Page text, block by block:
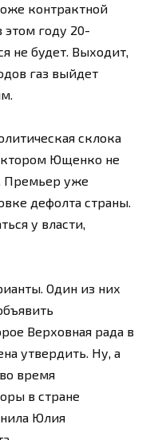
контрактной
году 20-
не будет. Выходит,
газ выйдет
склока
Ющенко не
Премьер уже
дефолта страны.
у власти,
Один из них
Верховная рада в
утвердить. Ну, а
время
в стране
Юлия